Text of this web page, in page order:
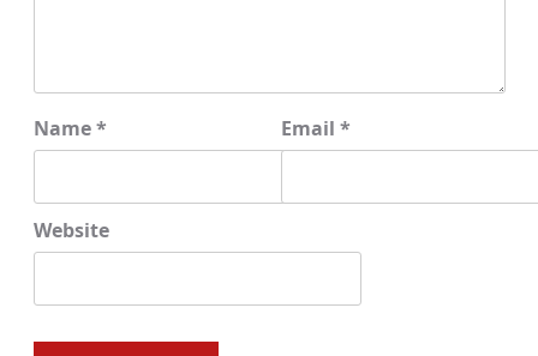
Name* Email *
Website